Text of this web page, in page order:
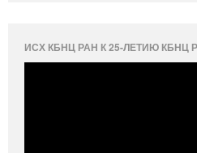
ИСХ КБНЦ РАН К 25-ЛЕТИЮ КБНЦ